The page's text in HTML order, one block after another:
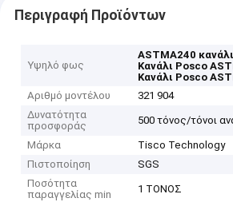
Περιγραφή Προϊόντων
Υψηλό φως
ASTMA240
Κανάλι Posco
Κανάλι Posco
Αριθμό μοντέλου
321 904
Δυνατότητα
προσφοράς
500 τόνος/τόνοι
Μάρκα
Tisco Technology
Πιστοποίηση
SGS
Ποσότητα
παραγγελίας min
1 ΤΟΝΟΣ